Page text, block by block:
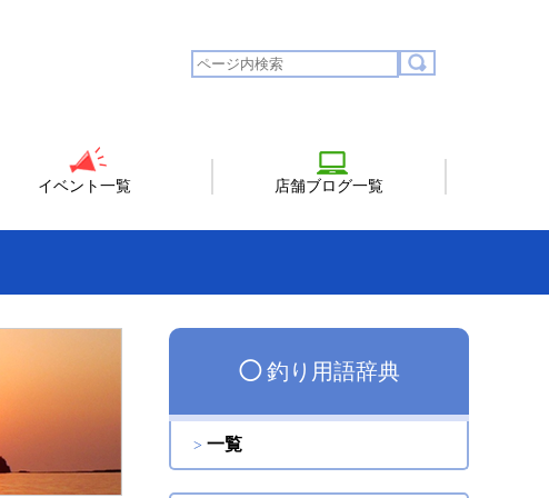
イベント一覧 店舗ブログ一覧
◯釣り用語辞典
一覧